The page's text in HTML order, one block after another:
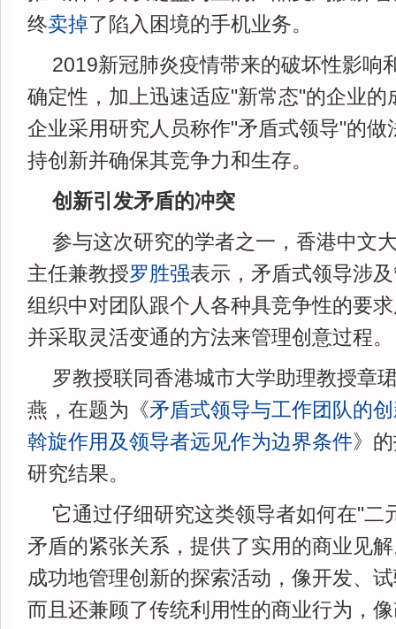
终卖掉了陷入困境的手机业务。
2019新冠肺炎疫情带来的破坏性影响
确定性，加上迅速适应"新常态"的企业的
企业采用研究人员称作"矛盾式领导"的做
持创新并确保其竞争力和生存。
创新引发矛盾的冲突
参与这次研究的学者之一，香港中文
主任兼教授罗胜强表示，矛盾式领导涉
组织中对团队跟个人各种具竞争性的要
并采取灵活变通的方法来管理创意过程。
罗教授联同香港城市大学助理教授章
燕，在题为《矛盾式领导与工作团队的
斡旋作用及领导者远见作为边界条件》
研究结果。
它通过仔细研究这类领导者如何在"二
矛盾的紧张关系，提供了实用的商业见
成功地管理创新的探索活动，像开发、
而且还兼顾了传统利用性的商业行为，